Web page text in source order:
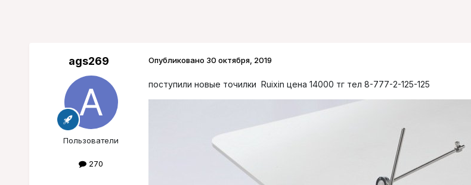
ags269
Пользователи
270
Опубликовано 30 октября, 2019
поступили новые точилки Ruixin цена 14000 тг тел 8-777-2-125-125